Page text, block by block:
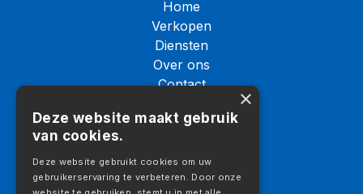
Home
Verkopen
Diensten
Over ons
Contact
Galerij
Aanbod
Aanbod
×
Deze website maakt gebruik
van cookies.
Deze website gebruikt cookies om uw
gebruikerservaring te verbeteren. Door onze